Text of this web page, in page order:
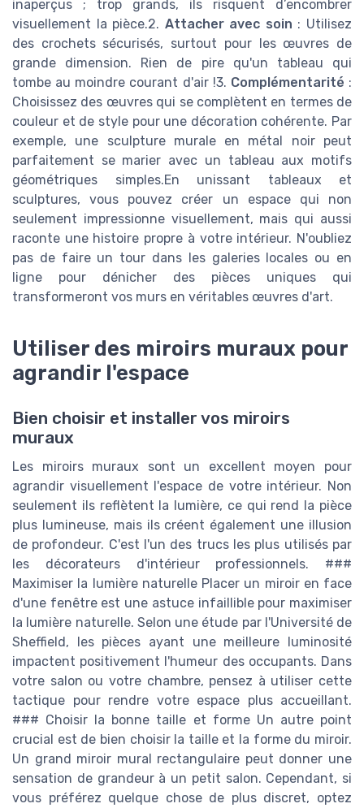
inaperçus ; trop grands, ils risquent d’encombrer
visuellement la pièce.2. Attacher avec soin : Utilisez
des crochets sécurisés, surtout pour les œuvres de
grande dimension. Rien de pire qu'un tableau qui
tombe au moindre courant d'air !3. Complémentarité :
Choisissez des œuvres qui se complètent en termes de
couleur et de style pour une décoration cohérente. Par
exemple, une sculpture murale en métal noir peut
parfaitement se marier avec un tableau aux motifs
géométriques simples.En unissant tableaux et
sculptures, vous pouvez créer un espace qui non
seulement impressionne visuellement, mais qui aussi
raconte une histoire propre à votre intérieur. N'oubliez
pas de faire un tour dans les galeries locales ou en
ligne pour dénicher des pièces uniques qui
transformeront vos murs en véritables œuvres d'art.
Utiliser des miroirs muraux pour
agrandir l'espace
Bien choisir et installer vos miroirs
muraux
Les miroirs muraux sont un excellent moyen pour
agrandir visuellement l'espace de votre intérieur. Non
seulement ils reflètent la lumière, ce qui rend la pièce
plus lumineuse, mais ils créent également une illusion
de profondeur. C'est l'un des trucs les plus utilisés par
les décorateurs d'intérieur professionnels. ###
Maximiser la lumière naturelle Placer un miroir en face
d'une fenêtre est une astuce infaillible pour maximiser
la lumière naturelle. Selon une étude par l'Université de
Sheffield, les pièces ayant une meilleure luminosité
impactent positivement l'humeur des occupants. Dans
votre salon ou votre chambre, pensez à utiliser cette
tactique pour rendre votre espace plus accueillant.
### Choisir la bonne taille et forme Un autre point
crucial est de bien choisir la taille et la forme du miroir.
Un grand miroir mural rectangulaire peut donner une
sensation de grandeur à un petit salon. Cependant, si
vous préférez quelque chose de plus discret, optez